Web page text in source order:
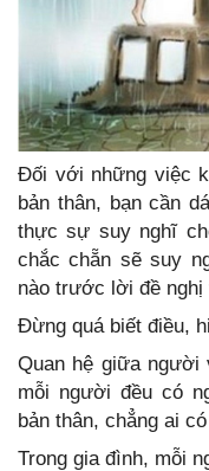
Đối với những việc
bản thân, bạn cần
thực sự suy nghĩ
chắc chẵn sẽ suy
nào trước lời đề nghị
Đừng quá biết điều,
Quan hệ giữa
mỗi người đều có
bản thân, chẳng ai
Trong gia đình, mỗi